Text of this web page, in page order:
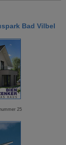
Bad Vilbel
25